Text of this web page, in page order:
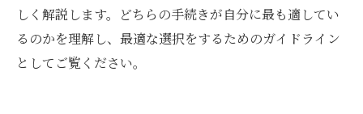
しく解説します。どちらの手続きが自分に最も適してい
るのかを理解し、最適な選択をするためのガイドライン
としてご覧ください。